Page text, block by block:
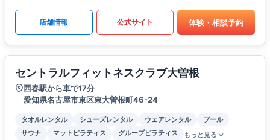
店舗情報 公式サイト 体験・相談予約
セントラルフィットネスクラブ大曽根
西春駅から車で17分
愛知県名古屋市東区東大曽根町46-24
タオルレンタル シューズレンタル ウェアレンタル
プール
サウナ
マットピラティス グループピラティス もっと見る